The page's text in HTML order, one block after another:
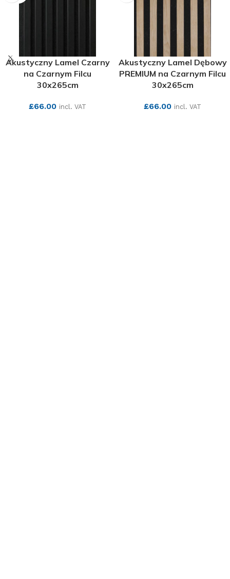
Akustyczny Lamel Czarny
na Czarnym Filcu
30x265cm
£66.00 incl. VAT
Akustyczny Lamel Dębowy
PREMIUM na Czarnym Filcu
30x265cm
£66.00 incl. VAT